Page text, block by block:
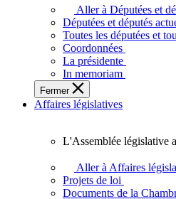
députées
députés
vous
représentent
sein
de
l'Assemblée
l'Ontario.
Aller à Députées et
Députées et députés
Toutes les députées et
Coordonnées
La présidente
In memoriam
Fermer
Affaires législatives
législative
adopte
L'Assemblée législative
Aller à Affaires
Projets de loi
Documents de la